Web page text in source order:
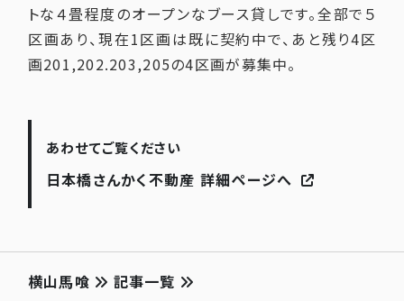
トな４畳程度のオープンなブース貸しです。全部で５
区画あり、現在1区画は既に契約中で、あと残り4区
画201,202.203,205の4区画が募集中。
あわせてご覧ください
日本橋さんかく不動産 詳細ページへ
横山馬喰 記事一覧